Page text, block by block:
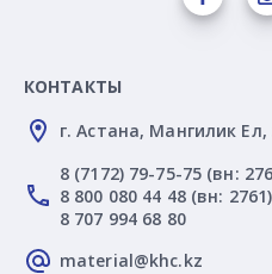
КОНТАКТЫ
г. Астана, Мангилик Ел,
8 (7172) 79-75-75 (вн:
8 800 080 44 48 (вн: 2761)
8 707 994 68 80
material@khc.kz